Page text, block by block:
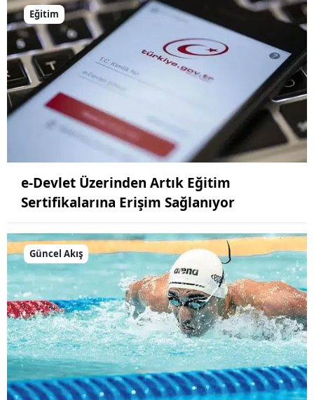
Eğitim
e-Devlet Üzerinden Artık Eğitim
Sertifikalarına Erişim Sağlanıyor
Güncel Akış